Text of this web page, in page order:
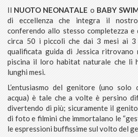
Il NUOTO NEONATALE o BABY
di eccellenza che integra il
conferendo allo stesso completezza e
circa 50 i piccoli che dai 3 mesi ai 3
qualificata guida di Jessica ritrovano
piscina il loro habitat naturale che li
lunghi mesi.
L’entusiasmo del genitore (uno solo
acqua) è tale che a volte è persino
divertendo di più; sicuramente il
di foto e filmini che immortalano le
le espressioni buffissime sul volto del